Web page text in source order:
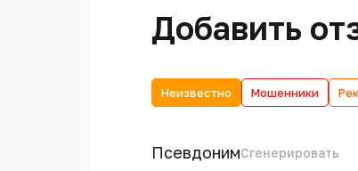
Добавить
Неизвестно Мошенники
ПсевдонимСгенерировать